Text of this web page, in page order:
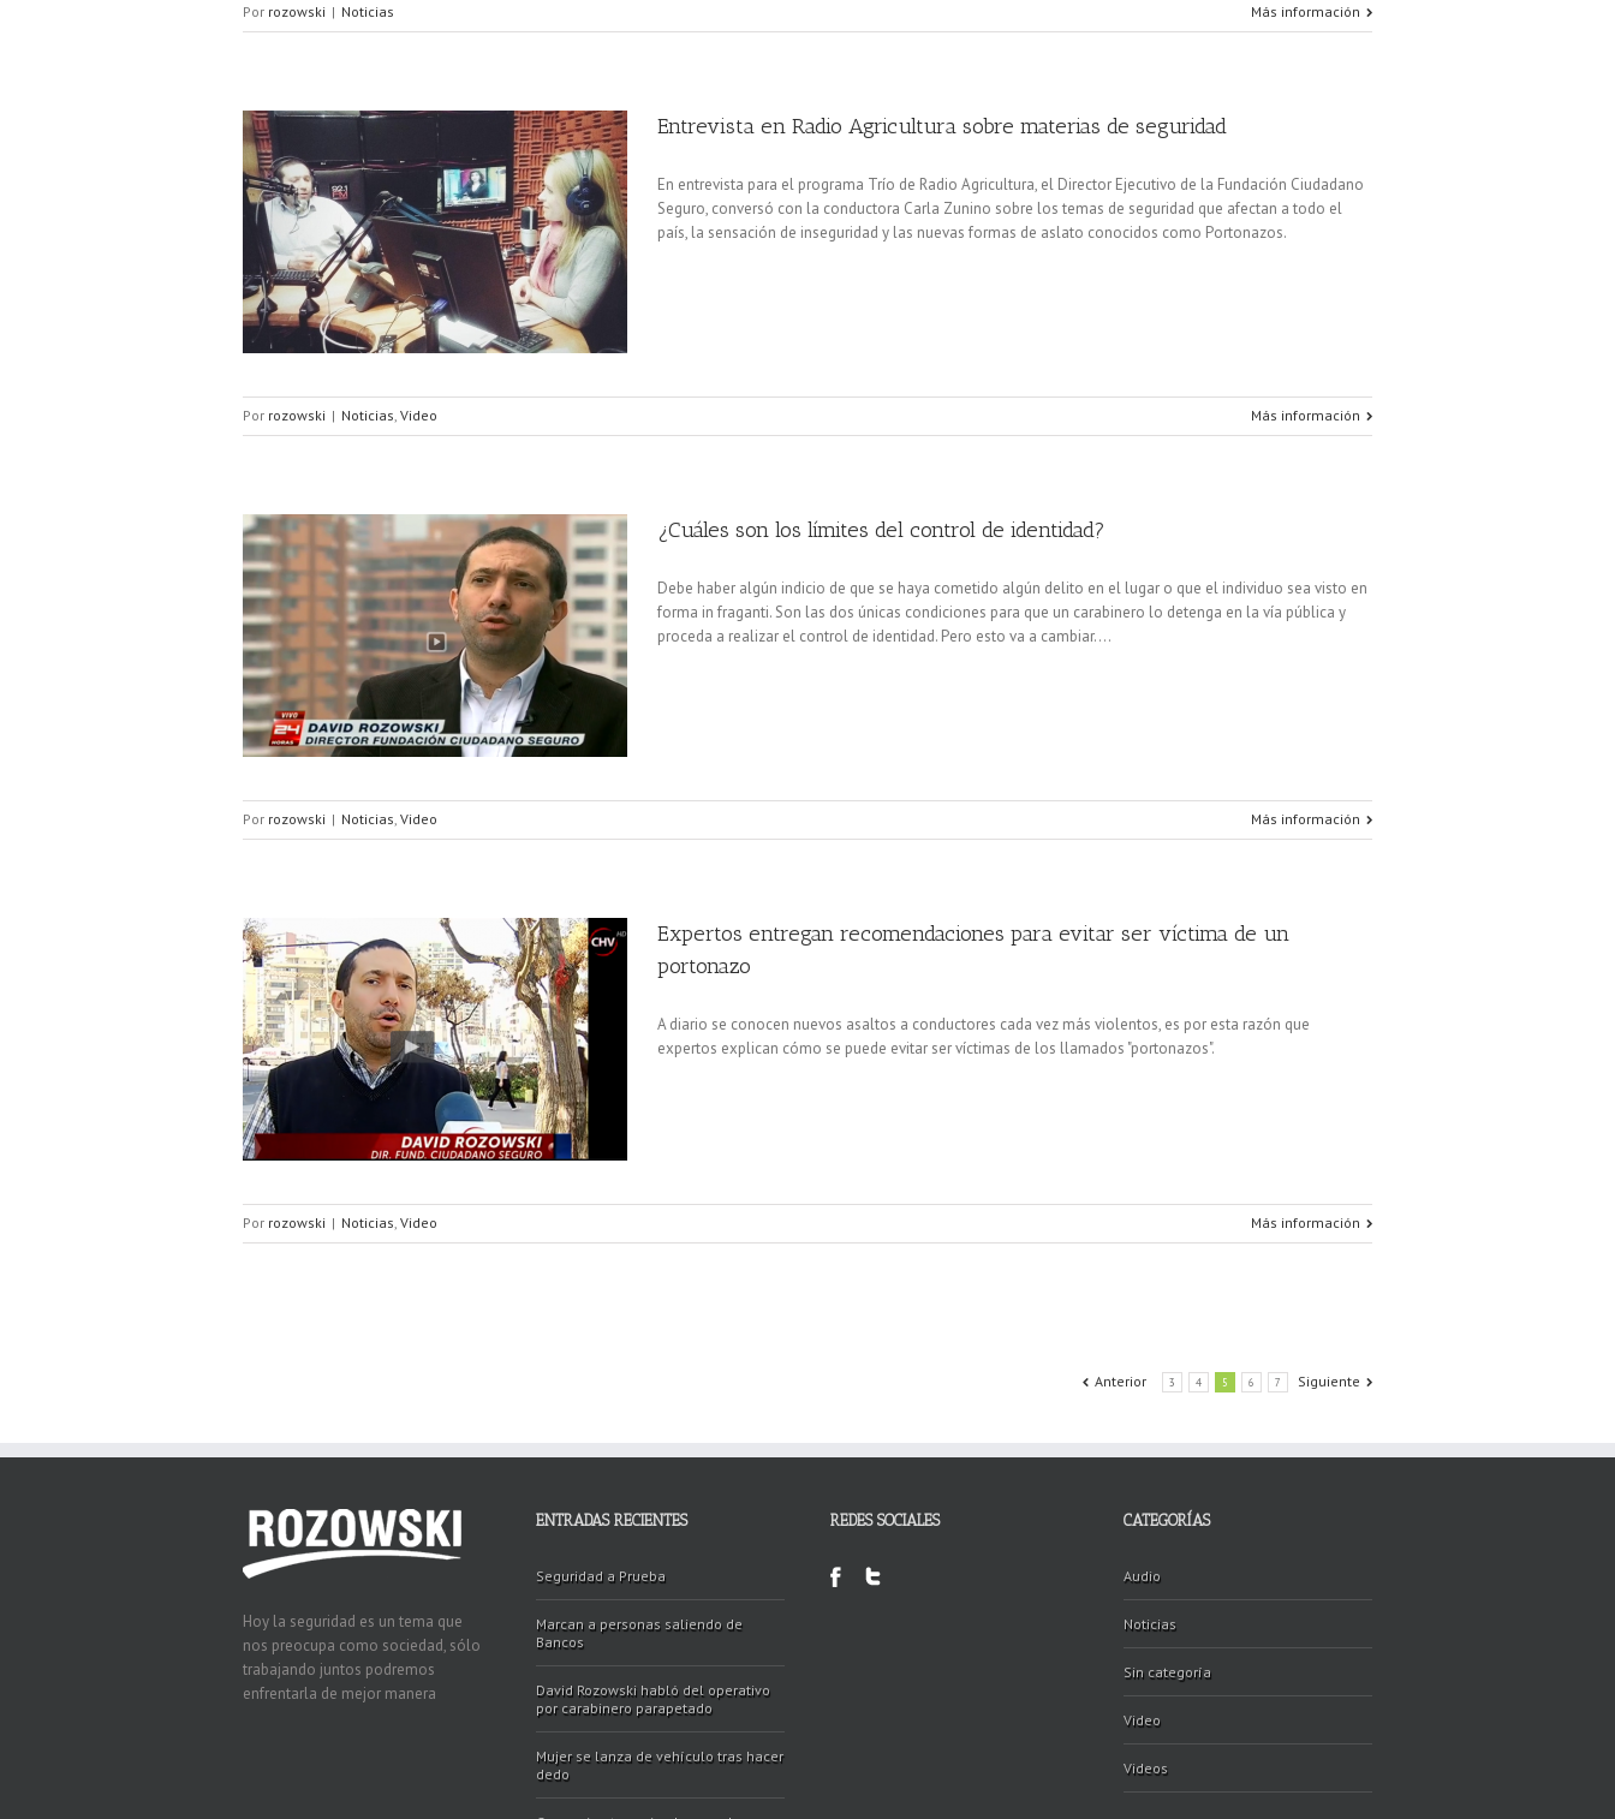
Por rozowski | Noticias Más información
Entrevista en Radio Agricultura sobre materias de seguridad
En entrevista para el programa Trío de Radio Agricultura, el Director Ejecutivo de la Fundación Ciudadano
Seguro, conversó con la conductora Carla Zunino sobre los temas de seguridad que afectan a todo el
país, la sensación de inseguridad y las nuevas formas de aslato conocidos como Portonazos.
Por rozowski | Noticias, Video Más información
¿Cuáles son los límites del control de identidad?
Debe haber algún indicio de que se haya cometido algún delito en el lugar o que el individuo sea visto en
forma in fraganti. Son las dos únicas condiciones para que un carabinero lo detenga en la vía pública y
proceda a realizar el control de identidad. Pero esto va a cambiar....
Por rozowski | Noticias, Video Más información
Expertos entregan recomendaciones para evitar ser víctima de un
portonazo
A diario se conocen nuevos asaltos a conductores cada vez más violentos, es por esta razón que
expertos explican cómo se puede evitar ser víctimas de los llamados "portonazos".
Por rozowski | Noticias, Video Más información
Anterior 3 4 5 6 7 Siguiente
Hoy la seguridad es un tema que
nos preocupa como sociedad, sólo
trabajando juntos podremos
enfrentarla de mejor manera
ENTRADAS RECIENTES
Seguridad a Prueba
Marcan a personas saliendo de
Bancos
David Rozowski habló del operativo
por carabinero parapetado
Mujer se lanza de vehículo tras hacer
dedo
REDES SOCIALES CATEGORÍAS
Audio
Noticias
Sin categoría
Video
Videos